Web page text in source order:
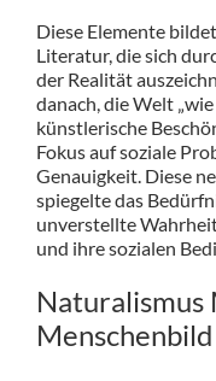
Diese Elemente
Literatur, die sich
der Realität
danach, die Welt
künstlerische
Fokus auf soziale
Genauigkeit. Diese
spiegelte das
unverstellte
und ihre sozialen
Naturalismus
Menschenbild